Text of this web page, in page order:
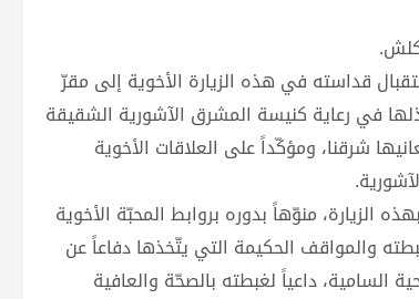
كلش.
قداسته في هذه الزيارة الأخوية إلى مقرّ
في رعاية كنيسة المشرق الآشورية الشقيقة
شرقنا، ومؤكّداً على العلاقات الأخوية
الزيارة، منوّهاً بدوره بروابط المحبّة الأخوية
والمواقف الحكيمة التي يتّخذها دفاعاً عن
داعياً لغبطته بالصحّة والعافية